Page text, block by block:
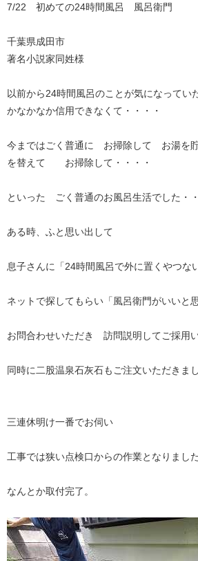
7/22 初めての24時間風呂 風呂衛門
千葉県成田市
著名小説家同姓様
以前から24時間風呂のことが気になって
かなかなか信用できなくて・・・・
今まではごく普通に お掃除して お湯を
を替えて お掃除して・・・・
といった ごく普通のお風呂生活でした・
ある時、ふと思い出して
息子さんに「24時間風呂で外に置くやつな
ネットで探してもらい「風呂衛門がいいと
お問合わせいただき 訪問説明してご採用
同時に二股温泉石灰石もご注文いただきま
三連休明け一番でお伺い
工事では狭い点検口からの作業となりまし
なんとか取付完了。